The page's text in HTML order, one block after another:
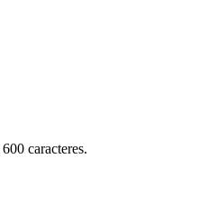
caracteres.